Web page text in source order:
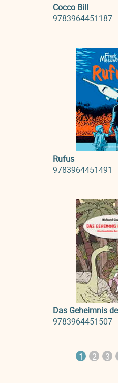
Cocco Bill
9783964451187
Rufus
9783964451491
9783964451507
1 2 3